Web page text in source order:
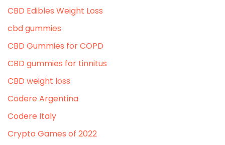
CBD Edibles Weight Loss
cbd gummies
CBD Gummies for COPD
CBD gummies for tinnitus
CBD weight loss
Codere Argentina
Codere Italy
Crypto Games of 2022